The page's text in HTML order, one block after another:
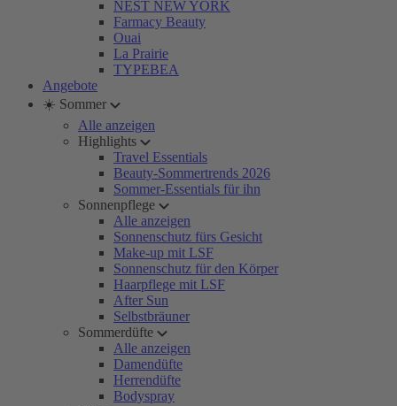
NEST NEW YORK
Farmacy Beauty
Ouai
La Prairie
TYPEBEA
Angebote
☀️ Sommer
Alle anzeigen
Highlights
Travel Essentials
Beauty-Sommertrends 2026
Sommer-Essentials für ihn
Sonnenpflege
Alle anzeigen
Sonnenschutz fürs Gesicht
Make-up mit LSF
Sonnenschutz für den Körper
Haarpflege mit LSF
After Sun
Selbstbräuner
Sommerdüfte
Alle anzeigen
Damendüfte
Herrendüfte
Bodyspray